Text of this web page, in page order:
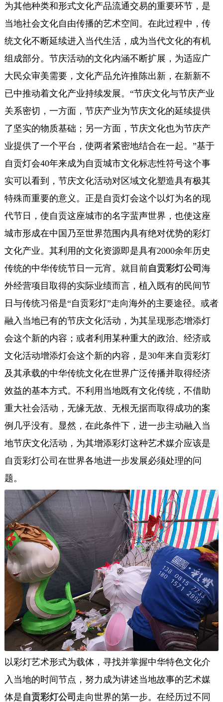
为其他种类和形式文化产品流通交易的重要环节，是
当地社会文化自由传播的艺术空间。在此过程中，传
统文化不断延续进入当代生活，成为当代文化的有机
组成部分。节庆活动的文化内涵不断扩展，为适应广
大民众审美需要，文化产品允许推陈出新，在新新不
已中推动着文化产业持续发展。“节庆文化与节庆产业
关系密切，一方面，节庆产业为节庆文化的延续提供
了坚实的物质基础；另一方面，节庆文化也为节庆产
业提供了一个平台，使两者紧密地结合在一起。”基于
自贡灯会40年来成为自贡城市文化标志性符号这个事
实可以看到，节庆文化活动对区域文化塑造具有极其
特殊而重要的意义。正是自贡灯会这个以灯为名的现
代节日，使自贡这座城市的名字蜚声世界，也使这座
城市形成在中国乃至世界范围内具有绝对优势的彩灯
文化产业。其利用的文化资源即是具有2000余年历史
传统的中华传统节日一元宵。就目前自贡彩灯公司 海
外经营项目取得的实际业绩而言，植入既有的民间节
日与传统习俗是“自贡彩灯”走向海外的主要途径。或者
融入当地已有的节庆文化活动，为其呈现形态增添灯
会这个新的内容；或者利用某种重大的政治、经济或
文化活动增添灯会这个新的内容，是30年来自贡彩灯
及其承载的中华传统文化在世界广泛传播并取得经济
效益的基本方式。不利用当地既有文化传统，不借助
重大社会活动，无缘无故、无根无据而取得成功的案
例几乎没有。显然，在此条件下，进一步主动融入当
地节庆文化活动，为其增添彩灯这种艺术媒介应该是
自贡彩灯公司在世界各地进一步发展必须处理的问
题。
以彩灯艺术形式为载体，寻找并掌握中华特色文化介
入当地的时间节点，努力成为讲述当地故事的艺术媒
体是自贡彩灯公司 走向世界的第一步。在经历过不同